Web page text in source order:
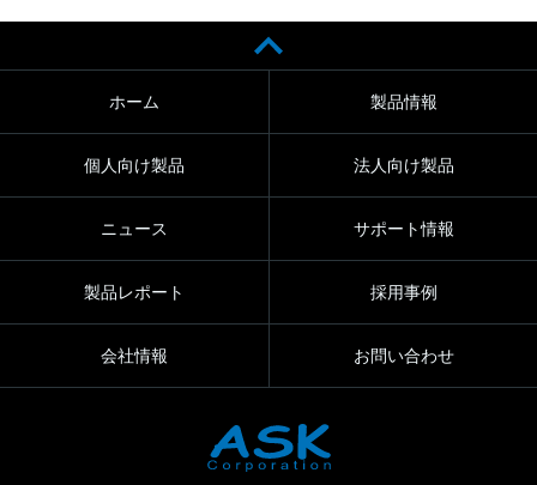
ホーム 製品情報
個人向け製品 法人向け製品
ニュース サポート情報
製品レポート 採用事例
会社情報 お問い合わせ